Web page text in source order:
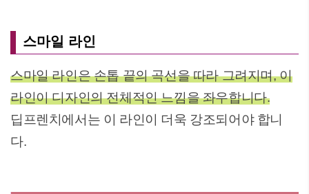
스마일 라인
스마일 라인은 손톱 끝의 곡선을 따라 그려지며, 이
라인이 디자인의 전체적인 느낌을 좌우합니다.
딥프렌치에서는 이 라인이 더욱 강조되어야 합니
다.